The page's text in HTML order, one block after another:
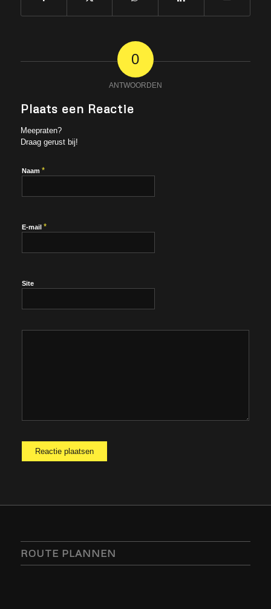
0
ANTWOORDEN
Plaats een Reactie
Meepraten?
Draag gerust bij!
Naam *
E-mail *
Site
ROUTE PLANNEN